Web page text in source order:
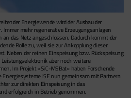
Energiewende wird der Ausbau der
mehr regenerative Erzeugungsanlagen
das Netz angeschlossen. Dadurch kommt der
Rolle zu, weil sie zur Ankopplung dieser
Neben der reinen Einspeisung bzw. Rückspeisung
aber noch weitere
Im Projekt »SiC-MSBat« haben Forschende
ISE nun gemeinsam mit Partnern
zur direkten Einspeisung in das
erfolgreich in Betrieb genommen.